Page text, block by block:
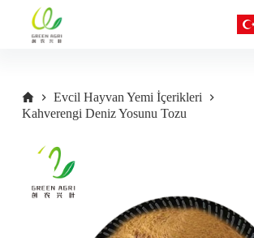
o
Evcil Hayvan Yemi İçerikleri
Kahverengi Deniz Yosunu Tozu